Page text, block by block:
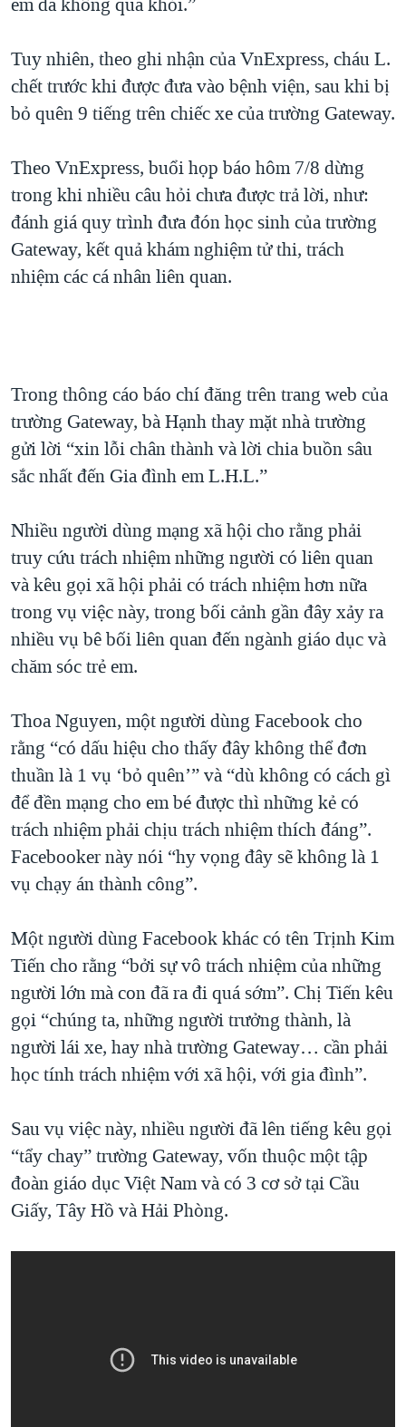
Tuy nhiên, theo ghi nhận của VnExpress, cháu L.
chết trước khi được đưa vào bệnh viện, sau khi bị
bỏ quên 9 tiếng trên chiếc xe của trường Gateway.
Theo VnExpress, buổi họp báo hôm 7/8 dừng
trong khi nhiều câu hỏi chưa được trả lời, như:
đánh giá quy trình đưa đón học sinh của trường
Gateway, kết quả khám nghiệm tử thi, trách
nhiệm các cá nhân liên quan.
Trong thông cáo báo chí đăng trên trang web của
trường Gateway, bà Hạnh thay mặt nhà trường
gửi lời “xin lỗi chân thành và lời chia buồn sâu
sắc nhất đến Gia đình em L.H.L.”
Nhiều người dùng mạng xã hội cho rằng phải
truy cứu trách nhiệm những người có liên quan
và kêu gọi xã hội phải có trách nhiệm hơn nữa
trong vụ việc này, trong bối cảnh gần đây xảy ra
nhiều vụ bê bối liên quan đến ngành giáo dục và
chăm sóc trẻ em.
Thoa Nguyen, một người dùng Facebook cho
rằng “có dấu hiệu cho thấy đây không thể đơn
thuần là 1 vụ ‘bỏ quên’” và “dù không có cách gì
để đền mạng cho em bé được thì những kẻ có
trách nhiệm phải chịu trách nhiệm thích đáng”.
Facebooker này nói “hy vọng đây sẽ không là 1
vụ chạy án thành công”.
Một người dùng Facebook khác có tên Trịnh Kim
Tiến cho rằng “bởi sự vô trách nhiệm của những
người lớn mà con đã ra đi quá sớm”. Chị Tiến kêu
gọi “chúng ta, những người trưởng thành, là
người lái xe, hay nhà trường Gateway… cần phải
học tính trách nhiệm với xã hội, với gia đình”.
Sau vụ việc này, nhiều người đã lên tiếng kêu gọi
“tẩy chay” trường Gateway, vốn thuộc một tập
đoàn giáo dục Việt Nam và có 3 cơ sở tại Cầu
Giấy, Tây Hồ và Hải Phòng.